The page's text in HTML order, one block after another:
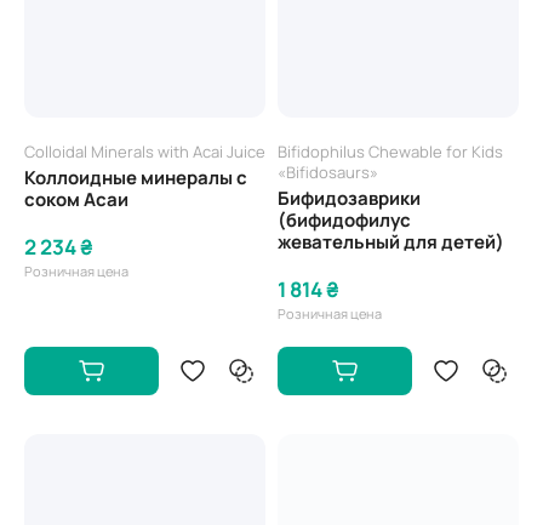
Colloidal Minerals with Acai Juice
Коллоидные минералы с
соком Асаи
2 234 ₴
Розничная цена
Bifidophilus Chewable for Kids
«Bifidosaurs»
Бифидозаврики
(бифидофилус
жевательный для детей)
1 814 ₴
Розничная цена